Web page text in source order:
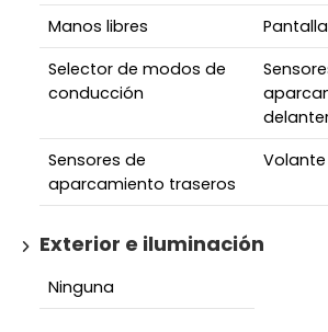
Manos libres
Selector de modos de
conducción
Sensores de
aparcamiento traseros
Exterior e iluminación
Ninguna